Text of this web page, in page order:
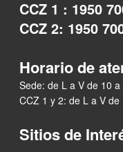
CCZ 1 : 1950
CCZ 2: 1950
Horario de
Sede: de L a V de 10 a
CCZ 1 y 2: de L a V
Sitios de